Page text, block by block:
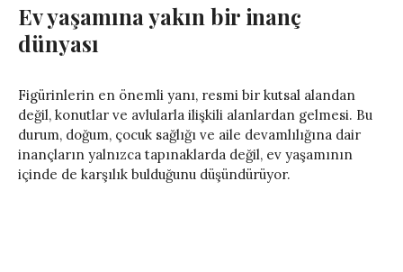
Ev yaşamına yakın bir inanç
dünyası
Figürinlerin en önemli yanı, resmi bir kutsal alandan
değil, konutlar ve avlularla ilişkili alanlardan gelmesi. Bu
durum, doğum, çocuk sağlığı ve aile devamlılığına dair
inançların yalnızca tapınaklarda değil, ev yaşamının
içinde de karşılık bulduğunu düşündürüyor.